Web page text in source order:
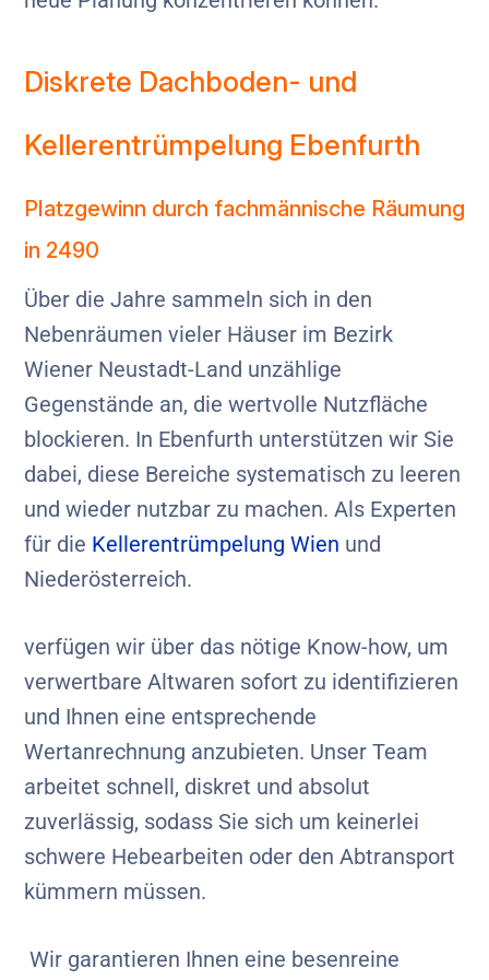
Diskrete Dachboden- und
Kellerentrümpelung Ebenfurth
Platzgewinn durch fachmännische Räumung
in 2490
Über die Jahre sammeln sich in den
Nebenräumen vieler Häuser im Bezirk
Wiener Neustadt-Land unzählige
Gegenstände an, die wertvolle Nutzfläche
blockieren. In Ebenfurth unterstützen wir Sie
dabei, diese Bereiche systematisch zu leeren
und wieder nutzbar zu machen. Als Experten
für die Kellerentrümpelung Wien und
Niederösterreich.
verfügen wir über das nötige Know-how, um
verwertbare Altwaren sofort zu identifizieren
und Ihnen eine entsprechende
Wertanrechnung anzubieten. Unser Team
arbeitet schnell, diskret und absolut
zuverlässig, sodass Sie sich um keinerlei
schwere Hebearbeiten oder den Abtransport
kümmern müssen.
Wir garantieren Ihnen eine besenreine